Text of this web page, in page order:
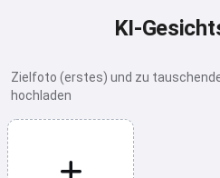
KI-
Zielfoto (erstes) und zu
hochladen